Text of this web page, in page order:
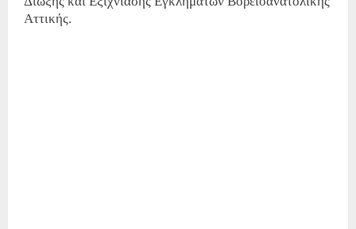
Αττικής.